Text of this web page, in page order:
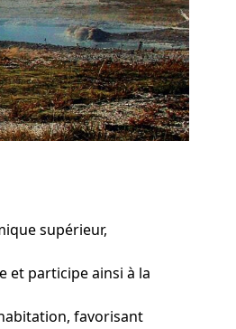
supérieur,
et participe ainsi à la
favorisant